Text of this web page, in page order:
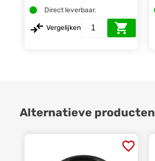
Direct leverbaar.
Vergelijken
Alternatieve producten